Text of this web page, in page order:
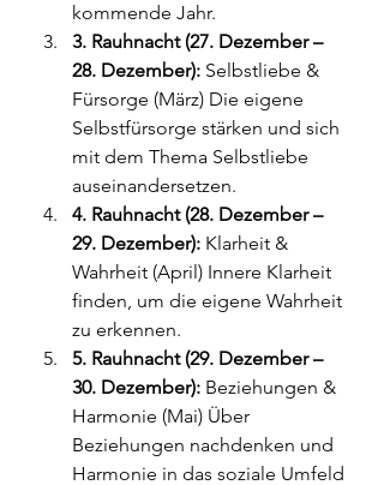
kommende Jahr.
3. Rauhnacht (27. Dezember –
28. Dezember): Selbstliebe &
Fürsorge (März) Die eigene
Selbstfürsorge stärken und sich
mit dem Thema Selbstliebe
auseinandersetzen.
4. Rauhnacht (28. Dezember –
29. Dezember): Klarheit &
Wahrheit (April) Innere Klarheit
finden, um die eigene Wahrheit
zu erkennen.
5. Rauhnacht (29. Dezember –
30. Dezember): Beziehungen &
Harmonie (Mai) Über
Beziehungen nachdenken und
Harmonie in das soziale Umfeld